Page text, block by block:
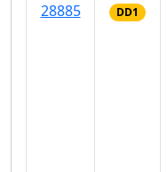
28885
DD1